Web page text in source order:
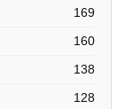
169
160
138
128